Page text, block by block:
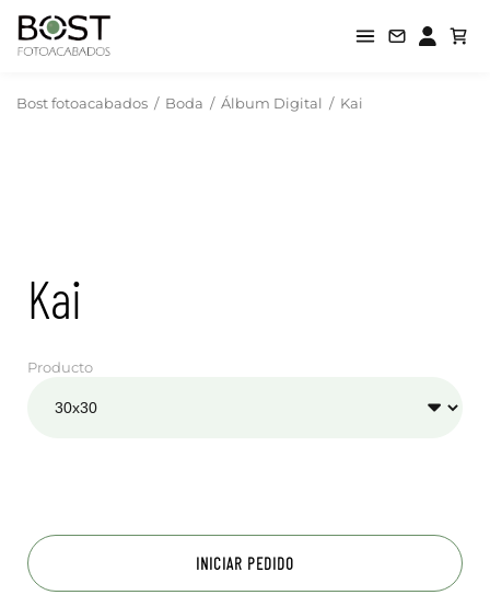
Bost fotoacabados / Boda / Álbum Digital / Kai
Kai
Producto
INICIAR PEDIDO